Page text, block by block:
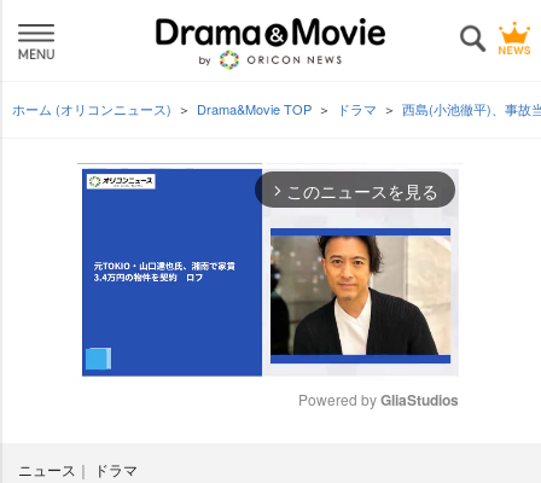
ホーム (オリコンニュース) Drama&Movie TOP ドラマ 西島(小池徹平)、事故
arrow_forward_ios このニュースを見る
Powered by GliaStudios
ニュース ドラマ